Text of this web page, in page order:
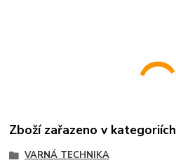
Zboží zařazeno v kategoriích
VARNÁ TECHNIKA